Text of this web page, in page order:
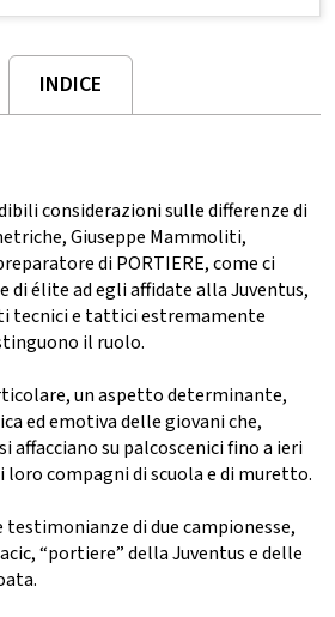
INDICE
considerazioni sulle differenze di
Giuseppe Mammoliti,
di PORTIERE, come ci
di élite ad egli affidate alla Juventus,
tecnici e tattici estremamente
il ruolo.
un aspetto determinante,
ed emotiva delle giovani che,
affacciano su palcoscenici fino a ieri
compagni di scuola e di muretto.
di due campionesse,
“portiere” della Juventus e delle